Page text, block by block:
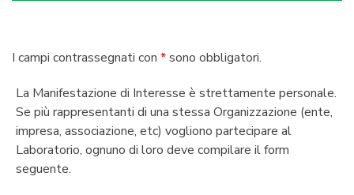
I campi contrassegnati con *sono obbligatori.
La Manifestazione di Interesse è strettamente personale.
Se più rappresentanti di una stessa Organizzazione (ente,
impresa, associazione, etc) vogliono partecipare al
Laboratorio, ognuno di loro deve compilare il form
seguente.